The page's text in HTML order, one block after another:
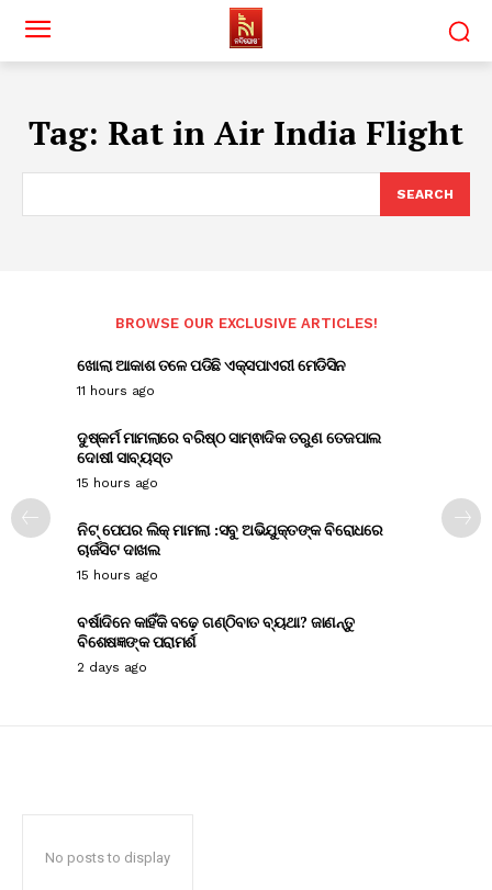
Tag: Rat in Air India Flight
SEARCH
BROWSE OUR EXCLUSIVE ARTICLES!
ଖୋଲା ଆକାଶ ତଳେ ପଡିଛି ଏକ୍ସପାଏରୀ ମେଡିସିନ
11 hours ago
ଦୁଷ୍କର୍ମ ମାମଲାରେ ବରିଷ୍ଠ ସାମ୍ଵାଦିକ ତରୁଣ ତେଜପାଲ
ଦୋଷୀ ସାବ୍ୟସ୍ତ
15 hours ago
ନିଟ୍ ପେପର ଲିକ୍ ମାମଲା :ସବୁ ଅଭିଯୁକ୍ତଙ୍କ ବିରୋଧରେ
ଚାର୍ଜସିଟ ଦାଖଲ
15 hours ago
ବର୍ଷାଦିନେ କାହିଁକି ବଢ଼େ ଗଣ୍ଠିବାତ ବ୍ୟଥା? ଜାଣନ୍ତୁ
ବିଶେଷଜ୍ଞଙ୍କ ପରାମର୍ଶ
2 days ago
No posts to display